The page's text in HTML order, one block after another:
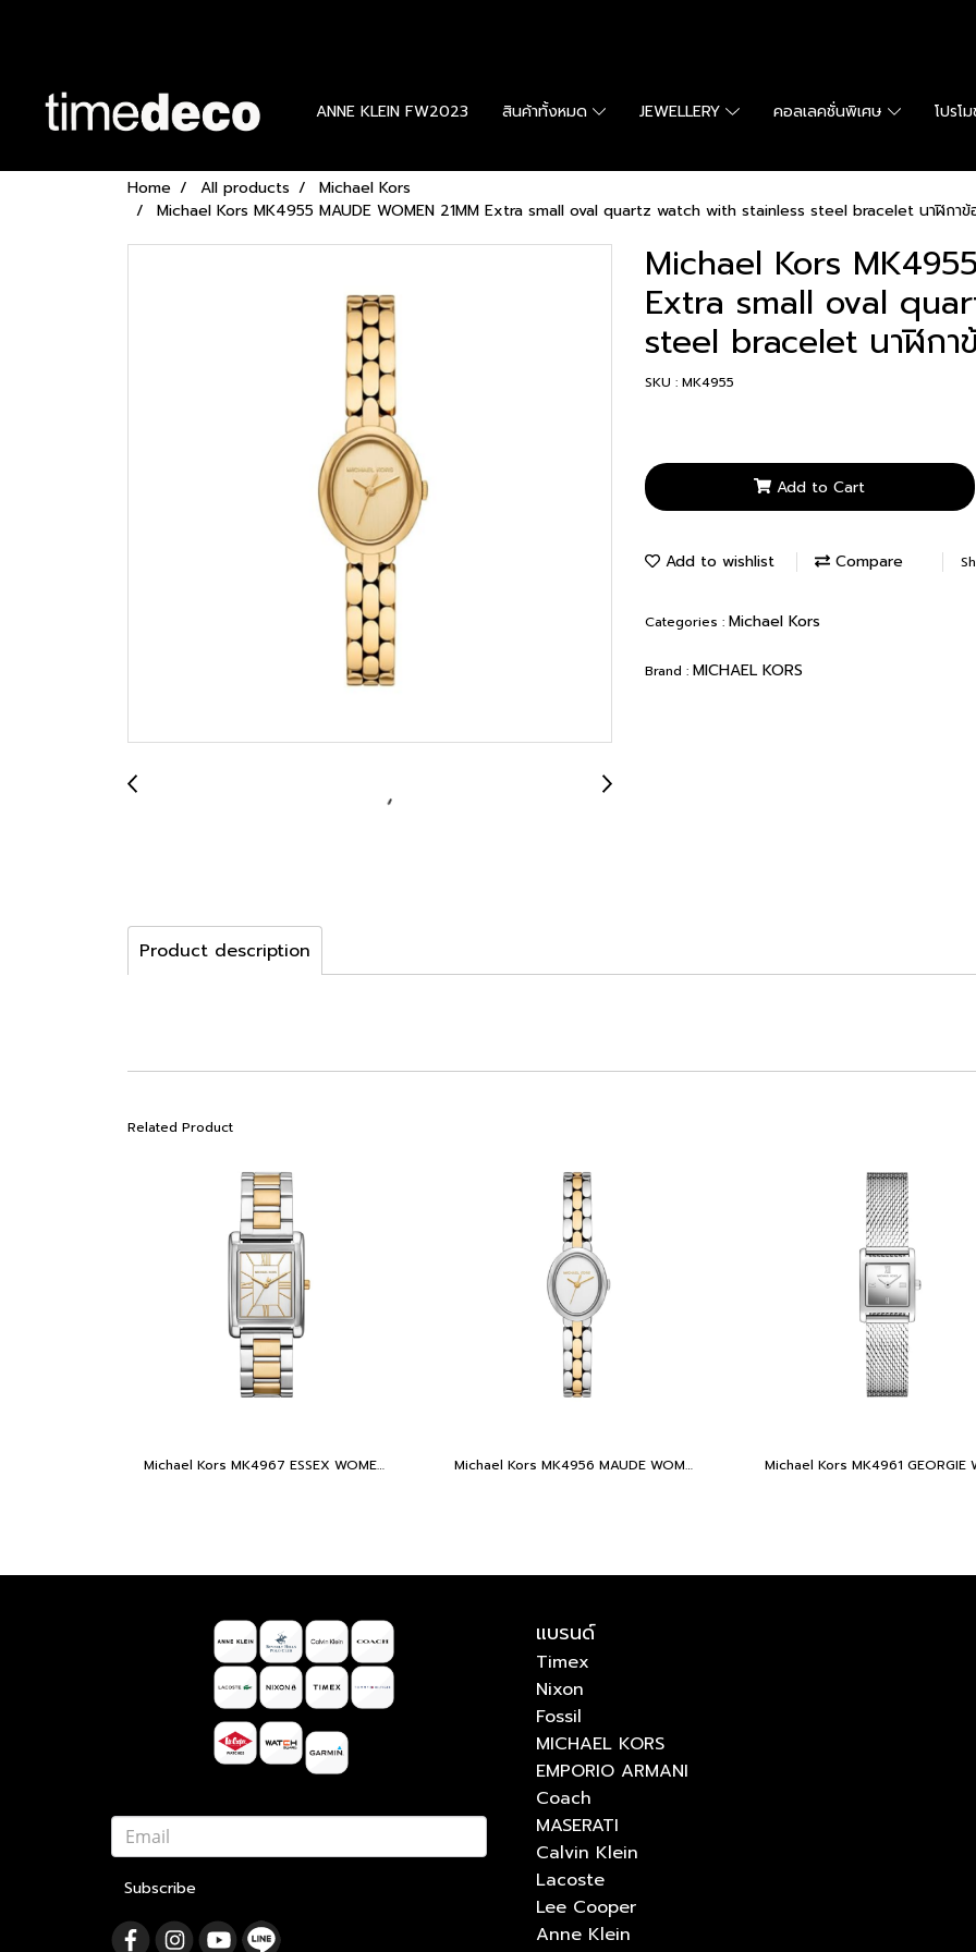
ANNE KLEIN FW2023 สินค้าทั้งหมด JEWELLERY คอลเลคชั่นพิเศษ โปรโ
Home All products
Michael Kors
Michael Kors MK4955 MAUDE WOMEN 21MM Extra small oval quartz watch with stainless steel bracelet นาฬิก
Michael Kors
Extra small oval
steel bracelet นาฬิก
SKU : MK4955
Add to Cart
Add to wishlist Compare
Categories : Michael Kors
Brand : MICHAEL KORS
Product description
Related Product
Michael Kors MK4967 ESSEX WOMEN 26MM Two-Tone นาฬิกาข้อมือ นาฬิกา ผู้หญิง Michael Kors MK4956 MAUDE WOMEN 21MM Two-Tone นาฬิกาข้อมือ นาฬิกา ผู้หญิง
Subscribe
แบรนด์
Timex
Nixon
Fossil
MICHAEL KORS
EMPORIO ARMANI
Coach
MASERATI
Calvin Klein
Lacoste
Lee Cooper
Anne Klein